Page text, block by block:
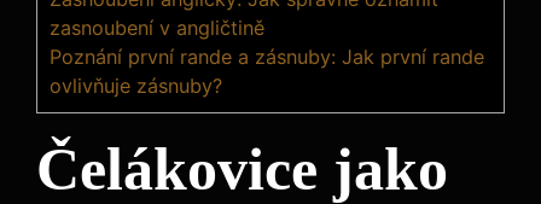
zasnoubení v angličtině
Poznání první rande a zásnuby: Jak první rande
ovlivňuje zásnuby?
Čelákovice jako